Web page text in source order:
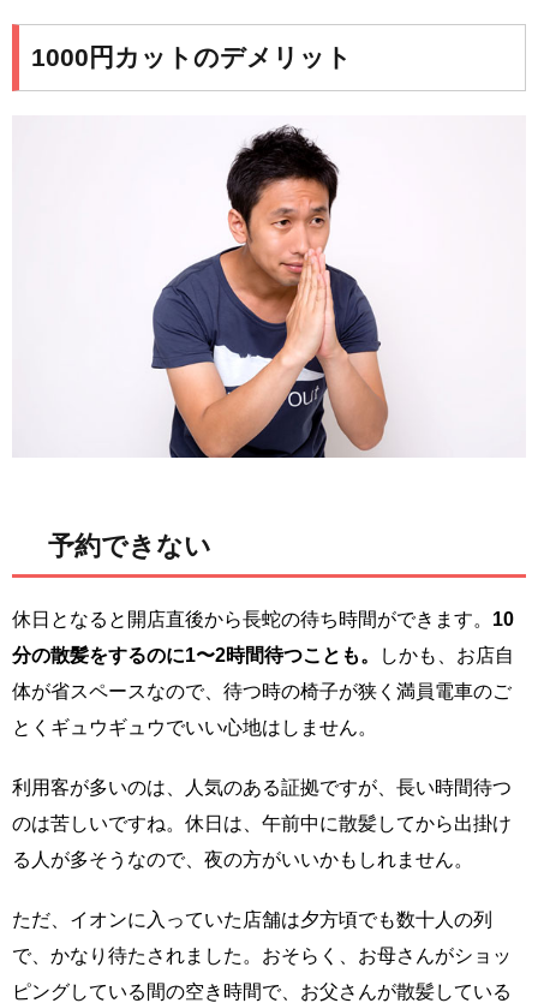
1000円カットのデメリット
予約できない
休日となると開店直後から長蛇の待ち時間ができます。 10
分の散髪をするのに1〜2時間待つことも。
しかも、お店自
体が省スペースなので、待つ時の椅子が狭く満員電車のご
とくギュウギュウでいい心地はしません。
利用客が多いのは、人気のある証拠ですが、長い時間待つ
のは苦しいですね。休日は、午前中に散髪してから出掛け
る人が多そうなので、夜の方がいいかもしれません。
ただ、イオンに入っていた店舗は夕方頃でも数十人の列
で、かなり待たされました。おそらく、お母さんがショッ
ピングしている間の空き時間で、お父さんが散髪している